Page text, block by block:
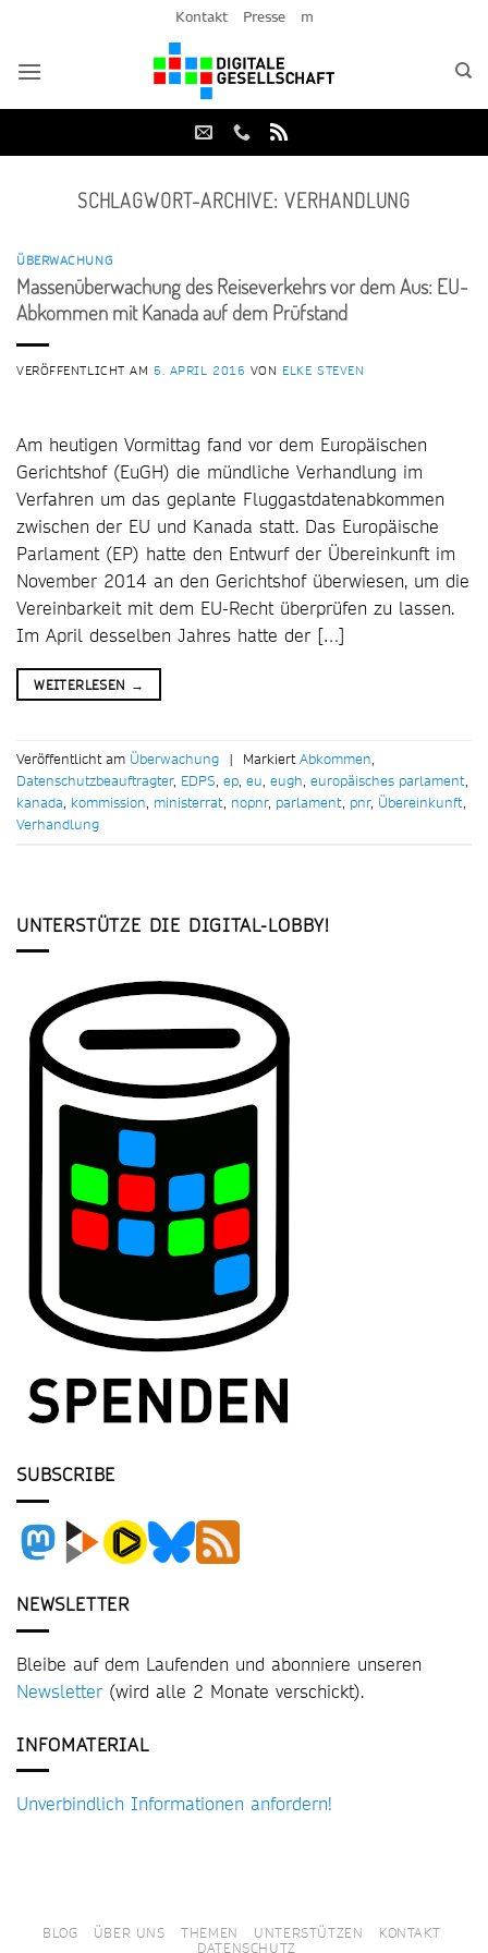
springen
Kontakt Presse m
SCHLAGWORT-ARCHIVE:VERHANDLUNG
ÜBERWACHUNG
Massenüberwachung des Reiseverkehrs vor dem Aus: EU-
Abkommen mit Kanada auf dem Prüfstand
VERÖFFENTLICHT AM5. APRIL 2016 VON ELKE STEVEN
Am heutigen Vormittag fand vor dem Europäischen
Gerichtshof (EuGH) die mündliche Verhandlung im
Verfahren um das geplante Fluggastdatenabkommen
zwischen der EU und Kanada statt. Das Europäische
Parlament (EP) hatte den Entwurf der Übereinkunft im
November 2014 an den Gerichtshof überwiesen, um die
Vereinbarkeit mit dem EU-Recht überprüfen zu lassen.
Im April desselben Jahres hatte der […]
WEITERLESEN →
Veröffentlicht am Überwachung | MarkiertAbkommen,
Datenschutzbeauftragter, EDPS, ep, eu, eugh, europäisches parlament,
kanada, kommission, ministerrat, nopnr, parlament, pnr, Übereinkunft,
Verhandlung
UNTERSTÜTZE DIE DIGITAL-LOBBY!
SUBSCRIBE
NEWSLETTER
Bleibe auf dem Laufenden und abonniere unseren
Newsletter (wird alle 2 Monate verschickt).
INFOMATERIAL
Unverbindlich Informationen anfordern!
BLOG ÜBER UNS THEMEN UNTERSTÜTZEN
KONTAKT
DATENSCHUTZ